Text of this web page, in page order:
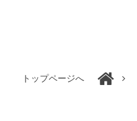
トップページへ